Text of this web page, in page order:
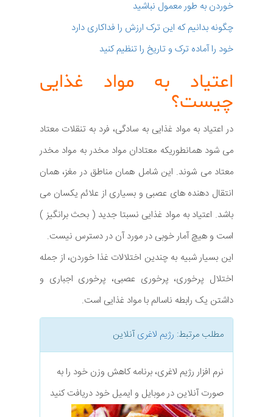
خوردن به طور معمول نباشید
چگونه بدانیم که این ترک ارزش را فداکاری دارد
خود را آماده ترک و تاریخ را تنظیم کنید
اعتیاد به مواد غذایی
چیست؟
در اعتیاد به مواد غذایی به سادگی، فرد به تنقلات معتاد
می شود همانطوریکه معتادان مواد مخدر به مواد مخدر
معتاد می شوند. این شامل همان مناطق در مغز، همان
انتقال دهنده های عصبی و بسیاری از علائم یکسان می
باشد. اعتیاد به مواد غذایی نسبتا جدید ( بحث برانگیز )
است و هیچ آمار خوبی در مورد آن در دسترس نیست.
این بسیار شبیه به چندین اختلالات غذا خوردن، از جمله
اختلال پرخوری، پرخوری عصبی، پرخوری اجباری و
داشتن یک رابطه ناسالم با مواد غذایی است.
مطلب مرتبط: رژیم لاغریآنلاین
نرم افزار رژیم لاغری، برنامه کاهش وزن خود را به
صورت آنلاین در موبایل و ایمیل خود دریافت کنید